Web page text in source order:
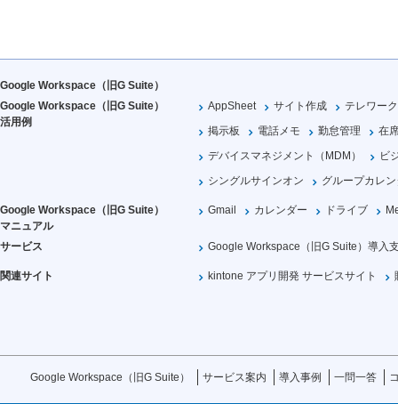
Google Workspace（旧G Suite）
Google Workspace（旧G Suite）
活用例
AppSheet サイト作成
テレワーク
掲示板
電話メモ 勤怠管理
在
デバイスマネジメント（MDM）
ビ
シングルサインオン
グループカレ
Google Workspace（旧G Suite）
マニュアル
Gmail カレンダー ドライブ
サービス Google Workspace（旧G Suite）導入
関連サイト kintone アプリ開発 サービスサイト
Google Workspace（旧G Suite） サービス案内 導入事例 一問一答